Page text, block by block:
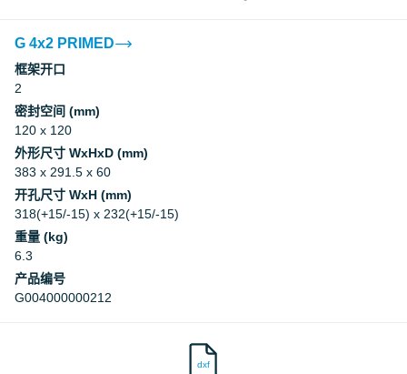
G 4x2 PRIMED
框架开口
2
密封空间 (mm)
120 x 120
外形尺寸 WxHxD (mm)
383 x 291.5 x 60
开孔尺寸 WxH (mm)
318(+15/-15) x 232(+15/-15)
重量 (kg)
6.3
产品编号
G004000000212
dxf